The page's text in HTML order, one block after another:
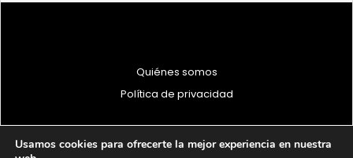
Quiénes somos
Política de privacidad
Usamos cookies para ofrecerte la mejor experiencia en nuestra